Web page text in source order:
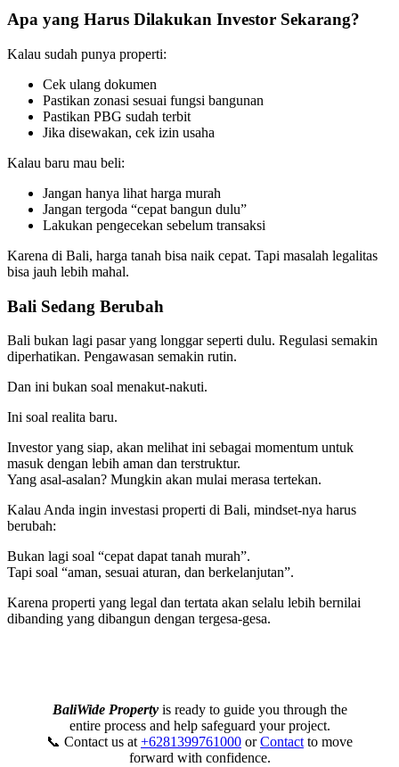
Apa yang Harus Dilakukan Investor Sekarang?
Kalau sudah punya properti:
Cek ulang dokumen
Pastikan zonasi sesuai fungsi bangunan
Pastikan PBG sudah terbit
Jika disewakan, cek izin usaha
Kalau baru mau beli:
Jangan hanya lihat harga murah
Jangan tergoda “cepat bangun dulu”
Lakukan pengecekan sebelum transaksi
Karena di Bali, harga tanah bisa naik cepat. Tapi masalah legalitas
bisa jauh lebih mahal.
Bali Sedang Berubah
Bali bukan lagi pasar yang longgar seperti dulu. Regulasi semakin
diperhatikan. Pengawasan semakin rutin.
Dan ini bukan soal menakut-nakuti.
Ini soal realita baru.
Investor yang siap, akan melihat ini sebagai momentum untuk
masuk dengan lebih aman dan terstruktur.
Yang asal-asalan? Mungkin akan mulai merasa tertekan.
Kalau Anda ingin investasi properti di Bali, mindset-nya harus
berubah:
Bukan lagi soal “cepat dapat tanah murah”.
Tapi soal “aman, sesuai aturan, dan berkelanjutan”.
Karena properti yang legal dan tertata akan selalu lebih bernilai
dibanding yang dibangun dengan tergesa-gesa.
BaliWide Propertyis ready to guide you through the
entire process and help safeguard your project.
📞 Contact us at+6281399761000 orContactto move
forward with confidence.